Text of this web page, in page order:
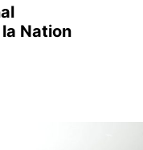
la Nation